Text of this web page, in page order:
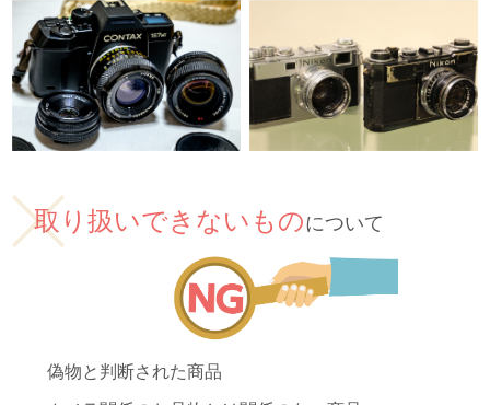
取り扱いできないものについて
偽物と判断された商品